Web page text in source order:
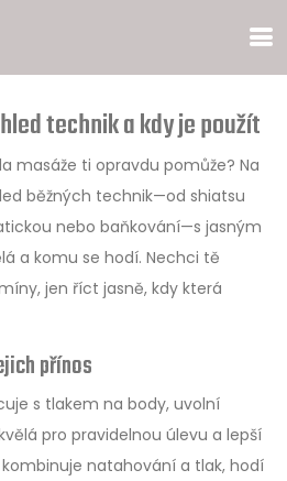
technik a kdy je použít
masáže ti opravdu pomůže? Na
běžných technik—od shiatsu
nebo baňkování—s jasným
a komu se hodí. Nechci tě
jen říct jasně, kdy která
přínos
s tlakem na body, uvolní
pro pravidelnou úlevu a lepší
natahování a tlak, hodí